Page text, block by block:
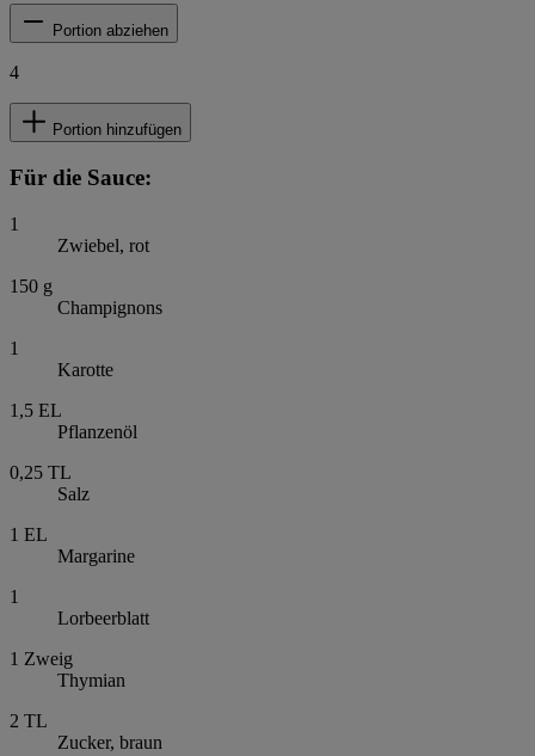
Portion abziehen
4
Portion hinzufügen
Für die Sauce:
1
Zwiebel, rot
150 g
Champignons
1
Karotte
1,5 EL
Pflanzenöl
0,25 TL
Salz
1 EL
Margarine
1
Lorbeerblatt
1 Zweig
Thymian
2 TL
Zucker, braun